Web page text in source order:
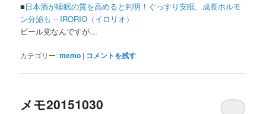
■日本酒が睡眠の質を高めると判明！ぐっすり安眠、成長ホルモ
ン分泌も – IRORIO（イロリオ）
ビール党なんですが…
カテゴリー:memo | コメントを残す
メモ20151030